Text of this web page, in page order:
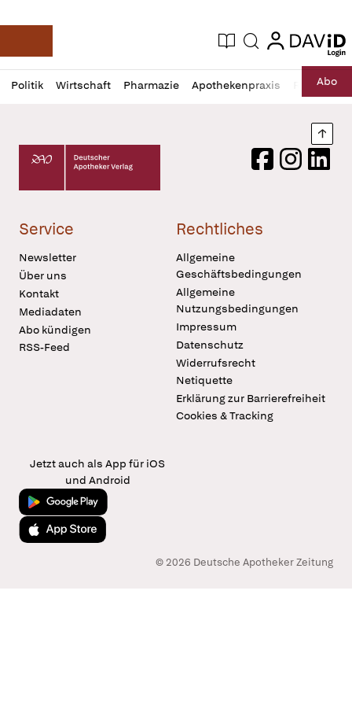
Deutsche Apotheker Zeitung
Aktuelle Ausgabe
Suche login
login
Politik Wirtschaft Pharmazie Apothekenpraxis RechtAbo
Profil
öffnen
Daz
Pur
Deutscher Apotheker Verlag Logo
FacebookInstagram
Service
Newsletter
Über uns
Kontakt
Mediadaten
Abo kündigen
RSS-Feed
Rechtliches
Allgemeine
Geschäftsbedingungen
Allgemeine
Nutzungsbedingungen
Impressum
Datenschutz
Widerrufsrecht
Netiquette
Erklärung zur Barrierefreiheit
Cookies & Tracking
Jetzt auch als App für iOS
und Android
Jetzt bei Google Play
Laden im App Store
© 2026 Deutsche Apotheker Zeitung